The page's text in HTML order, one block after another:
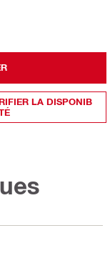
LA DISPONIB